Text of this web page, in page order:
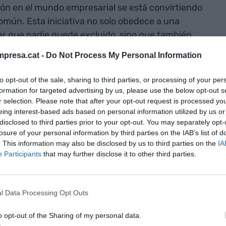
- Do Not Process My Personal Information
opt-out of the sale, sharing to third parties, or processing of your
for targeted advertising by us, please use the below opt-out
selection. Please note that after your opt-out request is processed
interest-based ads based on personal information utilized by us
to third parties prior to your opt-out. You may separately
of your personal information by third parties on the IAB’s list of
This information may also be disclosed by us to third parties on the
Participants that may further disclose it to other third parties.
Data Processing Opt Outs
opt-out of the Sharing of my personal data.
en el mundo empresarial se está convirtiendo
Esta iniciativa no solo obedece a una
que nadie quede excluido, sino que también
Sin embargo, a menudo se ignora a un
intelectual. Solo 1 de cada 10 personas con
según datos del
Segundo informe sobre la
intelectual en Catalunyapublicado
LaFACT – Factorial Social de Terrassa,
de la gente de la ciudad que fundamentalmente
que son las personas mayores y las
y luego de una forma general, a través de
de Terrassa”, señalaXavier Queralta VIA
una transformación significativa dentro de
entidad autónoma capaz de generar sus